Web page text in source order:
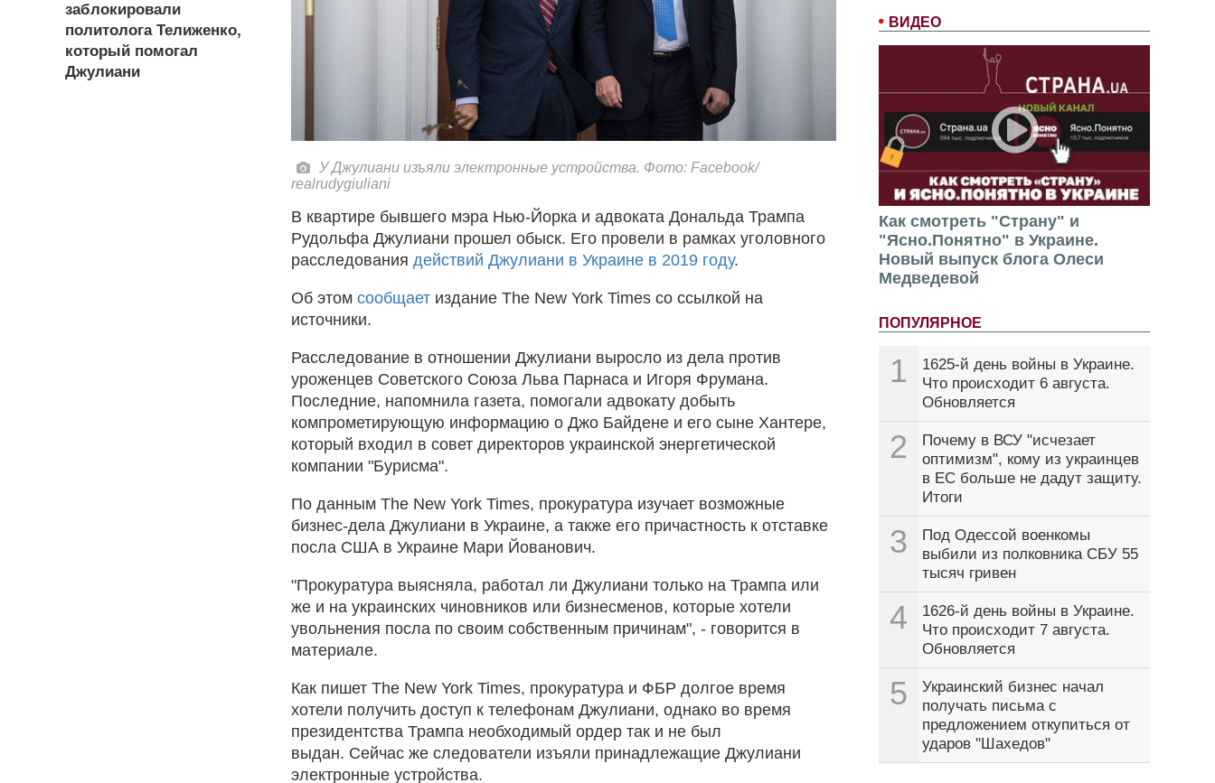
ВИДЕО
Как смотреть "Страну" и
"Ясно.Понятно" в Украине.
Новый выпуск блога Олеси
Медведевой
ПОПУЛЯРНОЕ
1
1625-й день войны в Украине.
Что происходит 6 августа.
Обновляется
2
Почему в ВСУ "исчезает
оптимизм", кому из украинцев
в ЕС больше не дадут защиту.
Итоги
3
Под Одессой военкомы
выбили из полковника СБУ 55
тысяч гривен
4
1626-й день войны в Украине.
Что происходит 7 августа.
Обновляется
5
Украинский бизнес начал
получать письма с
предложением откупиться от
ударов "Шахедов"
заблокировали
политолога Телиженко,
который помогал
Джулиани
У Джулиани изъяли электронные устройства. Фото: Facebook/
realrudygiuliani
В квартире бывшего мэра Нью-Йорка и адвоката Дональда Трампа
Рудольфа Джулиани прошел обыск. Его провели в рамках уголовного
расследования действий Джулиани в Украине в 2019 году.
Об этом сообщает издание The New York Times со ссылкой на
источники.
Расследование в отношении Джулиани выросло из дела против
уроженцев Советского Союза Льва Парнаса и Игоря Фрумана.
Последние, напомнила газета, помогали адвокату добыть
компрометирующую информацию о Джо Байдене и его сыне Хантере,
который входил в совет директоров украинской энергетической
компании "Бурисма".
По данным The New York Times, прокуратура изучает возможные
бизнес-дела Джулиани в Украине, а также его причастность к отставке
посла США в Украине Мари Йованович.
"Прокуратура выясняла, работал ли Джулиани только на Трампа или
же и на украинских чиновников или бизнесменов, которые хотели
увольнения посла по своим собственным причинам", - говорится в
материале.
Как пишет The New York Times, прокуратура и ФБР долгое время
хотели получить доступ к телефонам Джулиани, однако во время
президентства Трампа необходимый ордер так и не был
выдан. Сейчас же следователи изъяли принадлежащие Джулиани
электронные устройства.